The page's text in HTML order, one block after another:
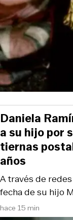
hace 15 min
A través de
fecha de su hijo
Daniela
a su hijo por
tiernas
años